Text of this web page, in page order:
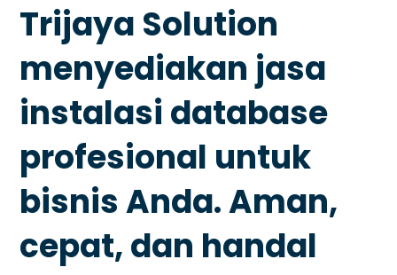
Trijaya Solution
menyediakan jasa
instalasi database
profesional untuk
bisnis Anda. Aman,
cepat, dan handal